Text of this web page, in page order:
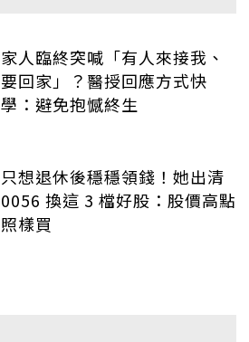
家人臨終突喊「有人來接我、
要回家」？醫授回應方式快
學：避免抱憾終生
只想退休後穩穩領錢！她出清
0056 換這 3 檔好股：股價高點
照樣買